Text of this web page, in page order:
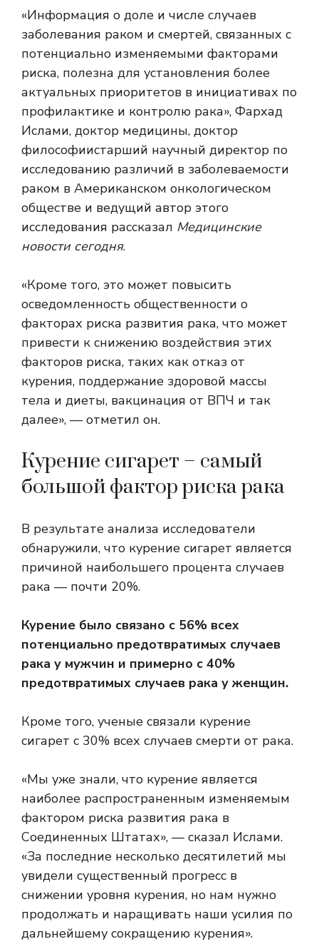
«Информация о доле и числе случаев
заболевания раком и смертей, связанных с
потенциально изменяемыми факторами
риска, полезна для установления более
актуальных приоритетов в инициативах по
профилактике и контролю рака», Фархад
Ислами, доктор медицины, доктор
философиистарший научный директор по
исследованию различий в заболеваемости
раком в Американском онкологическом
обществе и ведущий автор этого
исследования рассказал Медицинские
новости сегодня.
«Кроме того, это может повысить
осведомленность общественности о
факторах риска развития рака, что может
привести к снижению воздействия этих
факторов риска, таких как отказ от
курения, поддержание здоровой массы
тела и диеты, вакцинация от ВПЧ и так
далее», — отметил он.
Курение сигарет – самый
большой фактор риска рака
В результате анализа исследователи
обнаружили, что курение сигарет является
причиной наибольшего процента случаев
рака — почти 20%.
Курение было связано с 56% всех
потенциально предотвратимых случаев
рака у мужчин и примерно с 40%
предотвратимых случаев рака у женщин.
Кроме того, ученые связали курение
сигарет с 30% всех случаев смерти от рака.
«Мы уже знали, что курение является
наиболее распространенным изменяемым
фактором риска развития рака в
Соединенных Штатах», — сказал Ислами.
«За последние несколько десятилетий мы
увидели существенный прогресс в
снижении уровня курения, но нам нужно
продолжать и наращивать наши усилия по
дальнейшему сокращению курения».